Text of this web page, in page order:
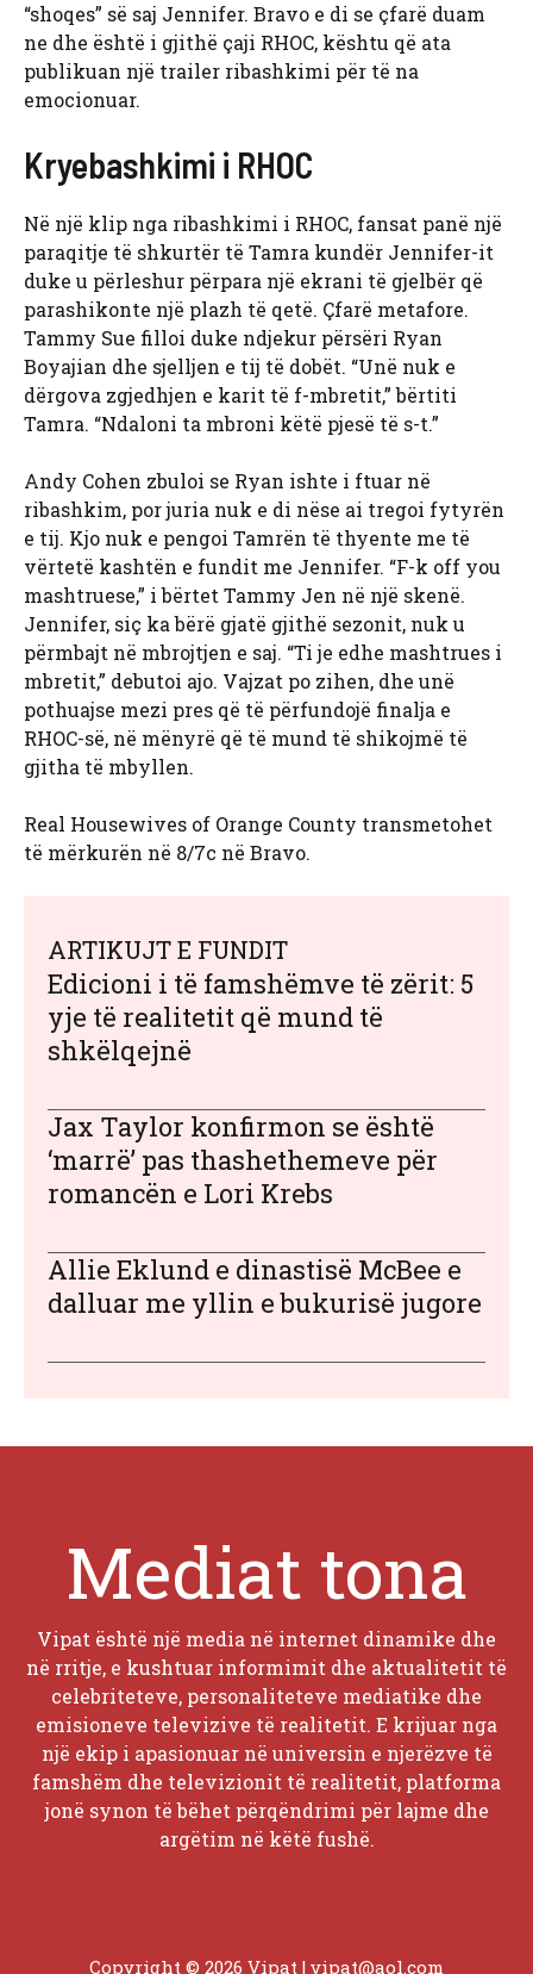
“shoqes” së saj Jennifer. Bravo e di se çfarë duam
ne dhe është i gjithë çaji RHOC, kështu që ata
publikuan një trailer ribashkimi për të na
emocionuar.
Kryebashkimi i RHOC
Në një klip nga ribashkimi i RHOC, fansat panë një
paraqitje të shkurtër të Tamra kundër Jennifer-it
duke u përleshur përpara një ekrani të gjelbër që
parashikonte një plazh të qetë. Çfarë metafore.
Tammy Sue filloi duke ndjekur përsëri Ryan
Boyajian dhe sjelljen e tij të dobët. “Unë nuk e
dërgova zgjedhjen e karit të f-mbretit,” bërtiti
Tamra. “Ndaloni ta mbroni këtë pjesë të s-t.”
Andy Cohen zbuloi se Ryan ishte i ftuar në
ribashkim, por juria nuk e di nëse ai tregoi fytyrën
e tij. Kjo nuk e pengoi Tamrën të thyente me të
vërtetë kashtën e fundit me Jennifer. “F-k off you
mashtruese,” i bërtet Tammy Jen në një skenë.
Jennifer, siç ka bërë gjatë gjithë sezonit, nuk u
përmbajt në mbrojtjen e saj. “Ti je edhe mashtrues i
mbretit,” debutoi ajo. Vajzat po zihen, dhe unë
pothuajse mezi pres që të përfundojë finalja e
RHOC-së, në mënyrë që të mund të shikojmë të
gjitha të mbyllen.
Real Housewives of Orange County transmetohet
të mërkurën në 8/7c në Bravo.
ARTIKUJT E FUNDIT
Edicioni i të famshëmve të zërit: 5
yje të realitetit që mund të
shkëlqejnë
Jax Taylor konfirmon se është
‘marrë’ pas thashethemeve për
romancën e Lori Krebs
Allie Eklund e dinastisë McBee e
dalluar me yllin e bukurisë jugore
Mediat tona
Vipat është një media në internet dinamike dhe
në rritje, e kushtuar informimit dhe aktualitetit të
celebriteteve, personaliteteve mediatike dhe
emisioneve televizive të realitetit. E krijuar nga
një ekip i apasionuar në universin e njerëzve të
famshëm dhe televizionit të realitetit, platforma
jonë synon të bëhet përqëndrimi për lajme dhe
argëtim në këtë fushë.
Copyright © 2026 Vipat | vipat@aol.com